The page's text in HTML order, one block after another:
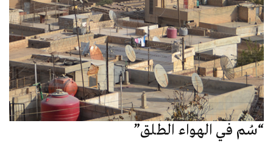
“سُم في الهواء الطلق”